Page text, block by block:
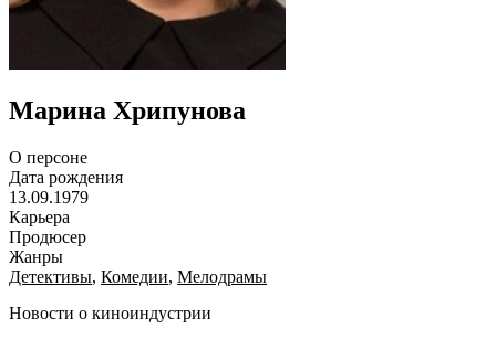
Марина Хрипунова
О персоне
Дата рождения
13.09.1979
Карьера
Продюсер
Жанры
Детективы, Комедии, Мелодрамы
Новости о киноиндустрии